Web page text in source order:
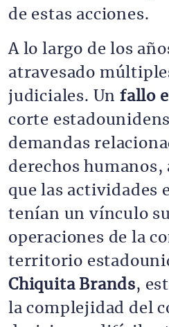
de estas acciones.
A lo largo de los
atravesado
judiciales. Un fallo
corte
demandas
derechos humanos,
que las actividades
tenían un vínculo
operaciones de la
territorio
Chiquita Brands,
la complejidad del